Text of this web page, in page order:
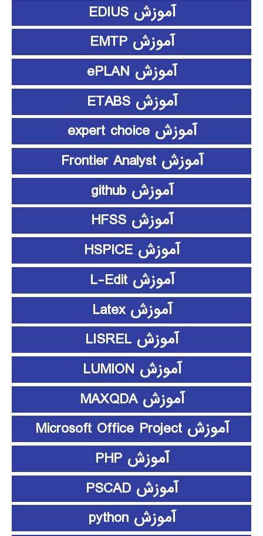
آموزش EDIUS
آموزش EMTP
آموزش ePLAN
آموزش ETABS
آموزش expert choice
آموزش Frontier Analyst
آموزش github
آموزش HFSS
آموزش HSPICE
آموزش L-Edit
آموزش Latex
آموزش LISREL
آموزش LUMION
آموزش MAXQDA
آموزش Microsoft Office Project
آموزش PHP
آموزش PSCAD
آموزش python